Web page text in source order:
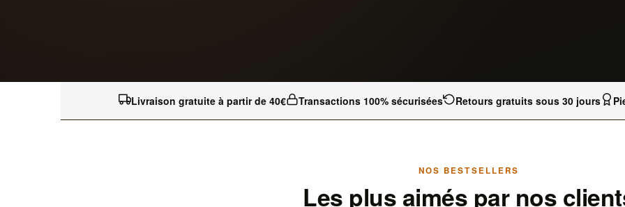
Livraison gratuite à partir de 40€ Transactions 100% sécurisées Retours gratuits sous 30 jours
NOS BESTSELLERS
Les plus aimés par nos